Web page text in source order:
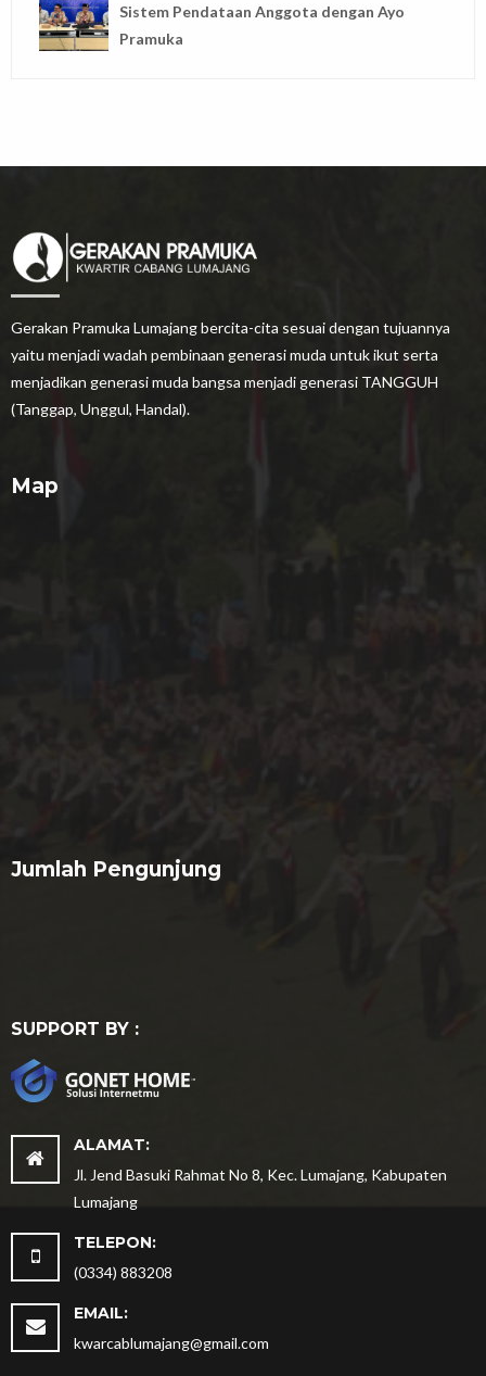
Sistem Pendataan Anggota dengan Ayo
Pramuka
Gerakan Pramuka Lumajang bercita-cita sesuai dengan tujuannya
yaitu menjadi wadah pembinaan generasi muda untuk ikut serta
menjadikan generasi muda bangsa menjadi generasi TANGGUH
(Tanggap, Unggul, Handal).
Map
Jumlah Pengunjung
SUPPORT BY :
ALAMAT:
Jl. Jend Basuki Rahmat No 8, Kec. Lumajang, Kabupaten
Lumajang
TELEPON:
(0334) 883208
EMAIL:
kwarcablumajang@gmail.com